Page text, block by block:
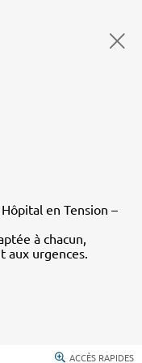
en Tension –
à chacun,
aux urgences.
ACCÈS RAPIDES